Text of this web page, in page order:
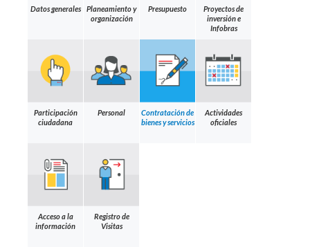
Datos generales
Planeamiento y
organización
Presupuesto
Proyectos de
inversión e
Infobras
Participación
ciudadana
Personal
Contratación de
bienes y servicios
Actividades
oficiales
Acceso a la
información
Registro de
Visitas